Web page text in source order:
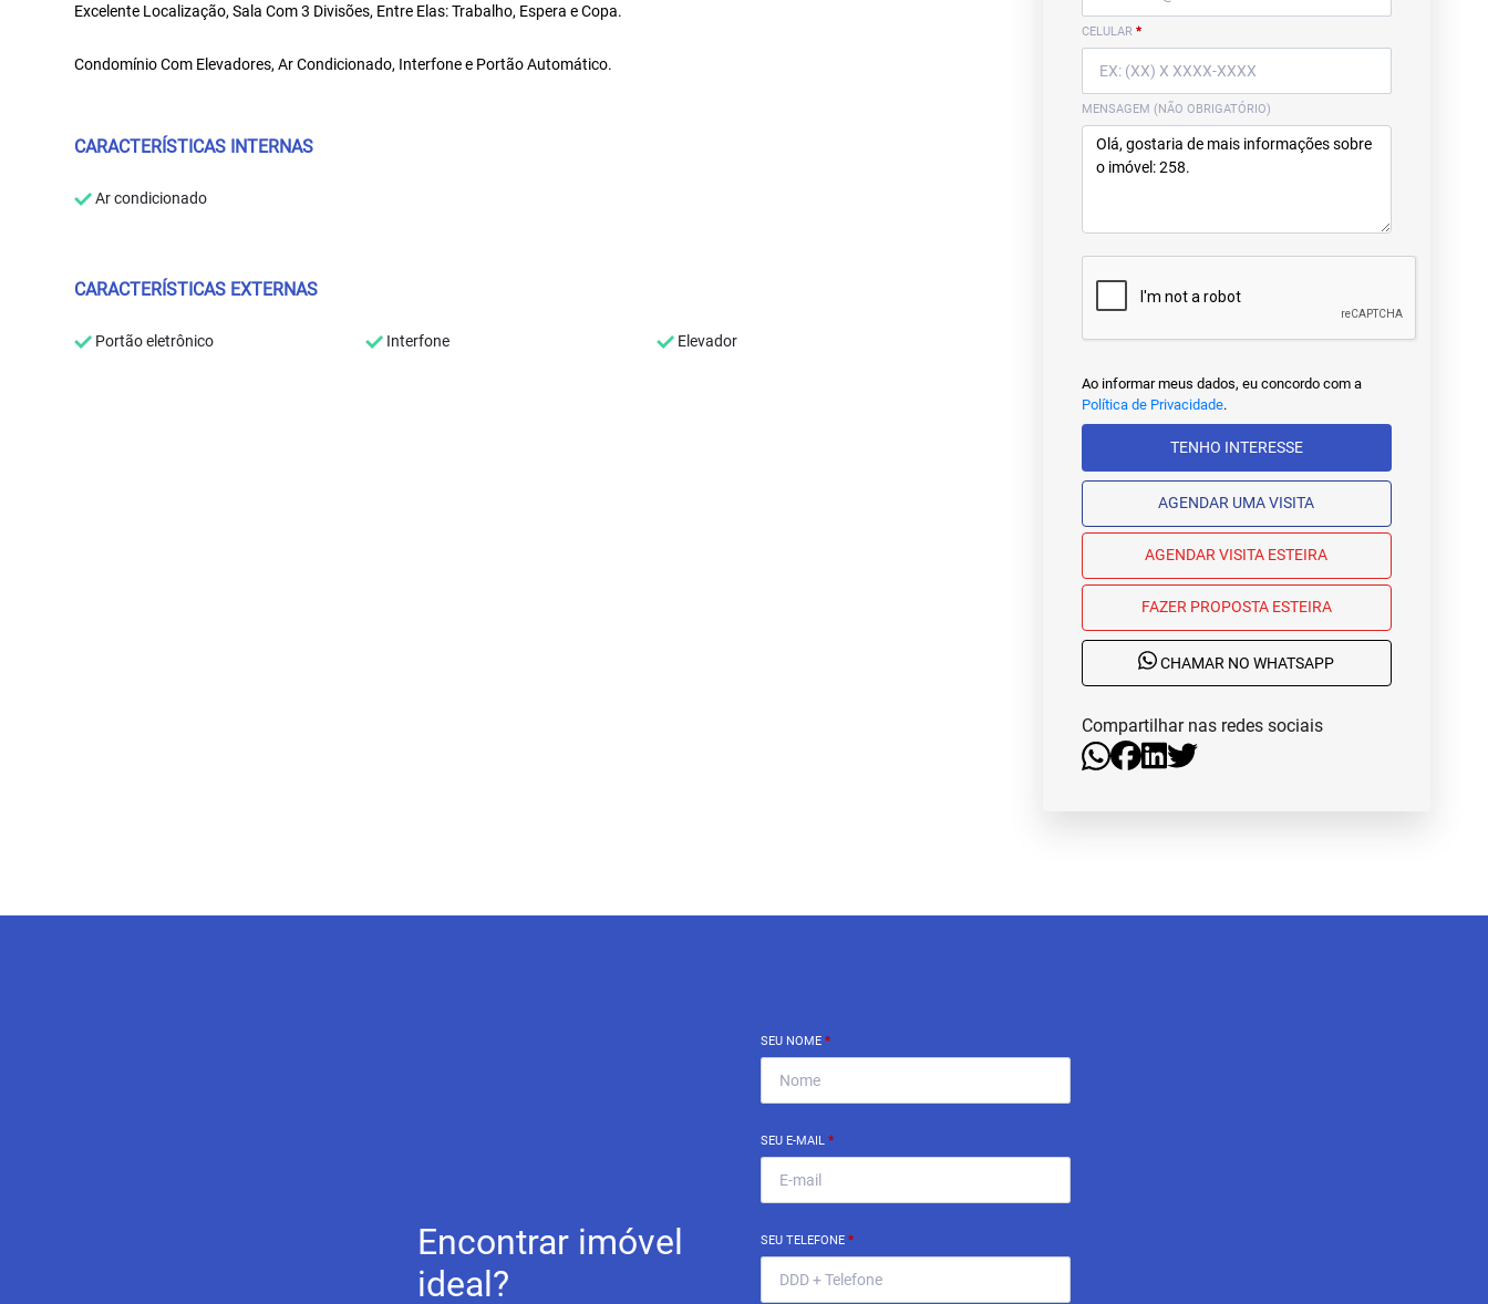
Excelente Localização, Sala Com 3 Divisões, Entre Elas: Trabalho, Espera e Copa.
Condomínio Com Elevadores, Ar Condicionado, Interfone e Portão Automático.
CARACTERÍSTICAS INTERNAS
Ar condicionado
CARACTERÍSTICAS EXTERNAS
Portão eletrônico Interfone Elevador
CELULAR *
MENSAGEM (NÃO OBRIGATÓRIO)
Ao informar meus dados, eu concordo com a
Política de Privacidade.
TENHO INTERESSE
AGENDAR UMA VISITA
AGENDAR VISITA ESTEIRA
FAZER PROPOSTA ESTEIRA
CHAMAR NO WHATSAPP
Compartilhar nas redes sociais
Encontrar imóvel
ideal?
SEU NOME *
SEU E-MAIL *
SEU TELEFONE *